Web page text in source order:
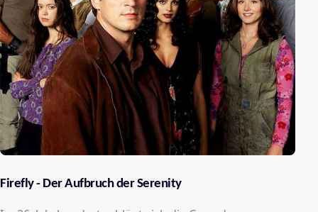
Firefly - Der Aufbruch der Serenity